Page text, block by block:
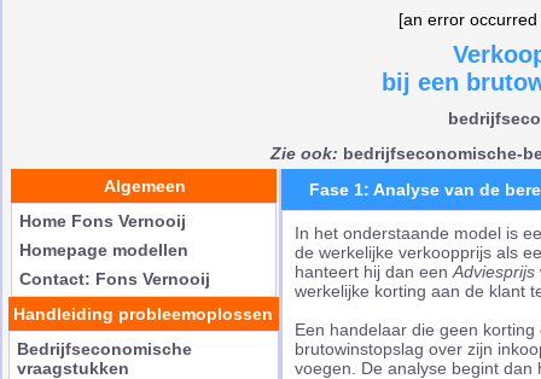
[an error
bij een
Zie ook: bedrijfseconomische-
Algemeen
Home Fons Vernooij
Homepage modellen
Contact: Fons Vernooij
Handleiding probleemoplossen
Bedrijfseconomische
vraagstukken
Fase 1: Analyse van de
In het onderstaande model is
de werkelijke verkoopprijs als
hanteert hij dan een Adviesprijs
werkelijke korting aan de klant
Een handelaar die geen
brutowinstopslag over zijn
voegen. De analyse begint